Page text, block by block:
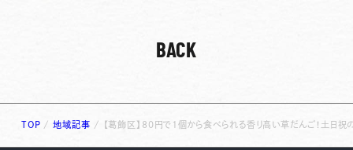
BACK
TOP /地域記事 / 【葛飾区】80円で1個から食べられる香り高い草だんご！土日祝